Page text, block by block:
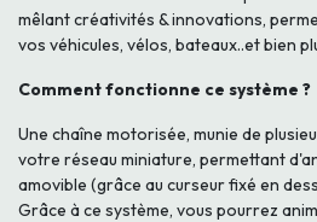
mêlant créativités & innovations,
vos véhicules, vélos, bateaux..et bien
Comment fonctionne ce système ?
Une chaîne motorisée, munie de
votre réseau miniature, permettant
amovible (grâce au curseur fixé en
Grâce à ce système, vous pourrez